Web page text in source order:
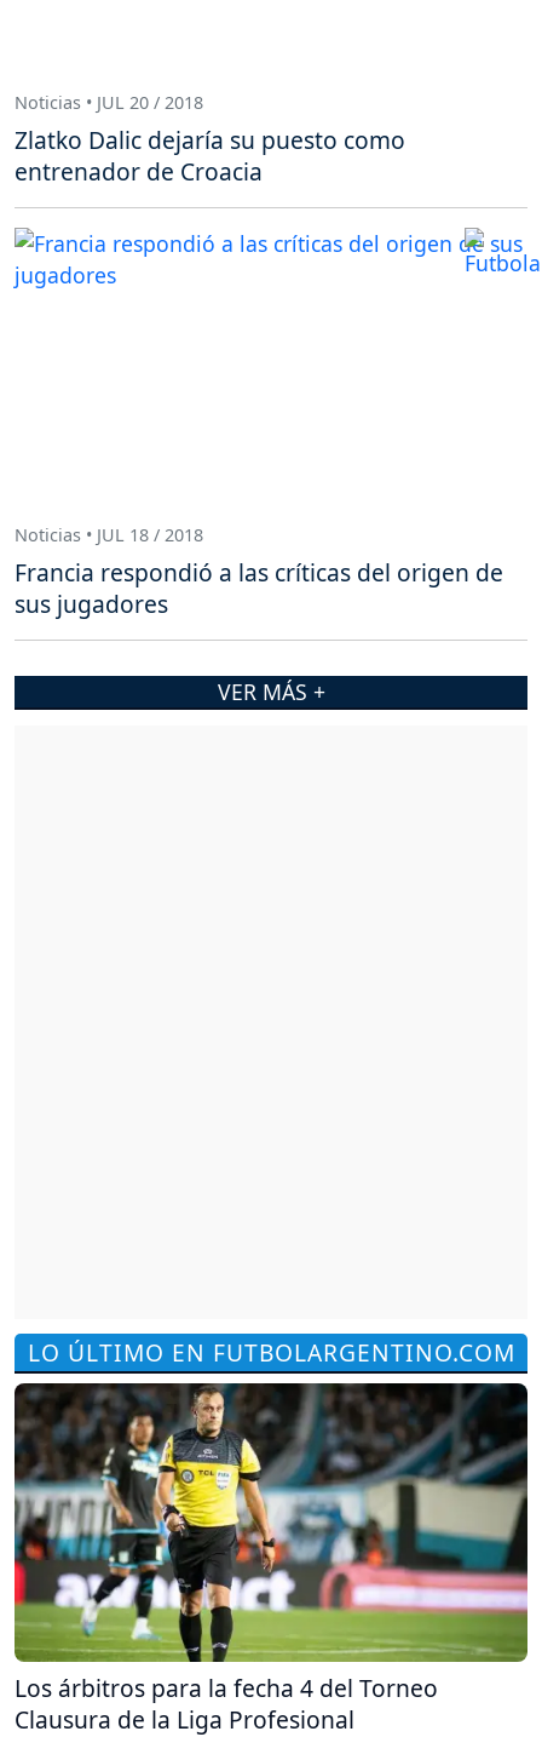
LO ÚLTIMO EN FUTBOLARGENTINO.COM
Los árbitros para la fecha 4 del Torneo
Clausura de la Liga Profesional
Noticias • JUL 20 / 2018
Zlatko Dalic dejaría su puesto como
entrenador de Croacia
Noticias • JUL 18 / 2018
Francia respondió a las críticas del origen de
sus jugadores
VER MÁS +